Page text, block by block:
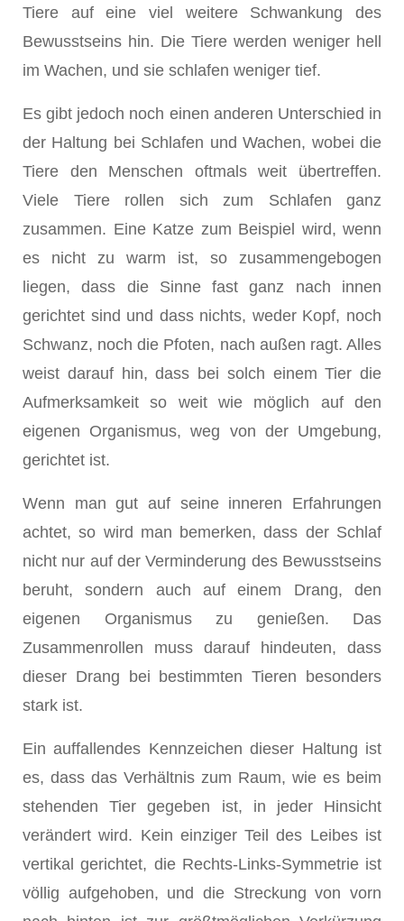
Tiere auf eine viel weitere Schwankung des
Bewusstseins hin. Die Tiere werden weniger hell
im Wachen, und sie schlafen weniger tief.
Es gibt jedoch noch einen anderen Unterschied in
der Haltung bei Schlafen und Wachen, wobei die
Tiere den Menschen oftmals weit übertreffen.
Viele Tiere rollen sich zum Schlafen ganz
zusammen. Eine Katze zum Beispiel wird, wenn
es nicht zu warm ist, so zusammengebogen
liegen, dass die Sinne fast ganz nach innen
gerichtet sind und dass nichts, weder Kopf, noch
Schwanz, noch die Pfoten, nach außen ragt. Alles
weist darauf hin, dass bei solch einem Tier die
Aufmerksamkeit so weit wie möglich auf den
eigenen Organismus, weg von der Umgebung,
gerichtet ist.
Wenn man gut auf seine inneren Erfahrungen
achtet, so wird man bemer­ken, dass der Schlaf
nicht nur auf der Verminderung des Bewusstseins
beruht, sondern auch auf einem Drang, den
eigenen Organismus zu genießen. Das
Zusammenrollen muss darauf hindeuten, dass
dieser Drang bei bestimmten Tieren besonders
stark ist.
Ein auffallendes Kennzeichen dieser Haltung ist
es, dass das Verhältnis zum Raum, wie es beim
stehenden Tier gegeben ist, in jeder Hinsicht
verändert wird. Kein einziger Teil des Leibes ist
vertikal gerichtet, die Rechts-Links-Symmetrie ist
völlig aufgehoben, und die Streckung von vorn